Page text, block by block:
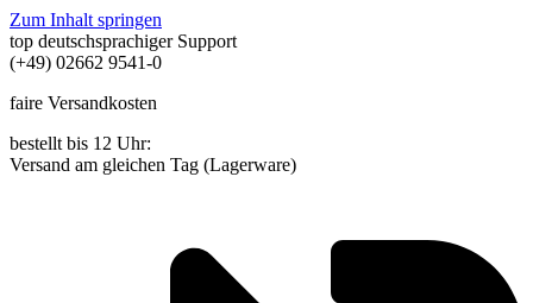
Zum Inhalt springen
top deutschsprachiger Support
(+49) 02662 9541-0
faire Versandkosten
bestellt bis 12 Uhr:
Versand am gleichen Tag (Lagerware)